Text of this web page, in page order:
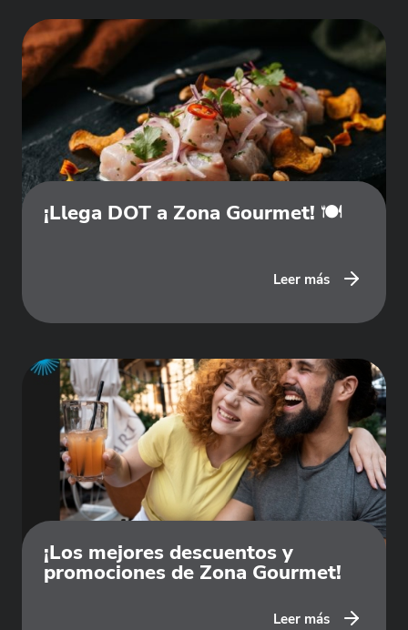
¡Llega DOT a Zona Gourmet! 🍽️
Leer más
¡Los mejores descuentos y
promociones de Zona Gourmet!
Leer más